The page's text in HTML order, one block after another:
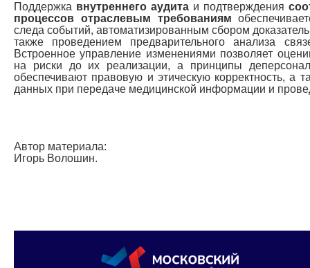
Поддержка внутреннего аудита и подтверждения
процессов отраслевым требованиям
следа событий, автоматизированным сбором
также проведением предварительного анализа
Встроенное управление изменениями позволяет
на риски до их реализации, а принципы
обеспечивают правовую и этическую корректность, а
данных при передаче медицинской информации и
Автор материала:
Игорь Волошин.